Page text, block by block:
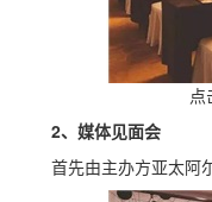
点
2、媒体见面会
首先由主办方亚太阿尔